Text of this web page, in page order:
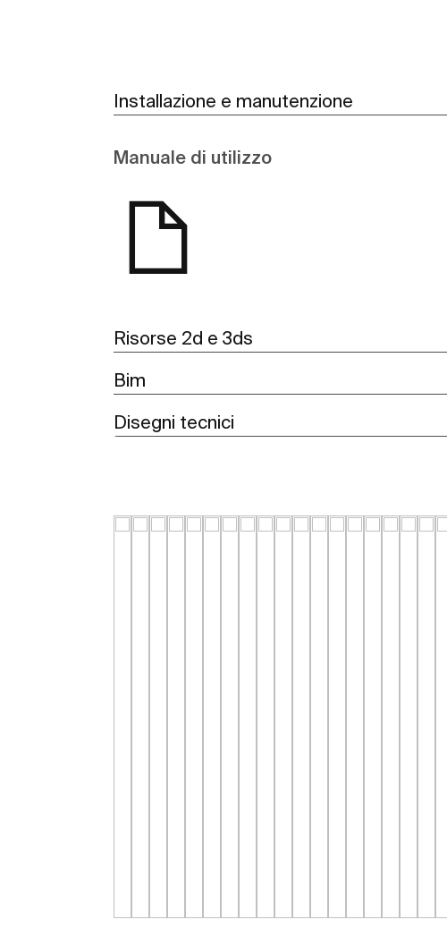
Installazione e manutenzione
Manuale di utilizzo
Risorse 2d e 3ds
Bim
Disegni tecnici